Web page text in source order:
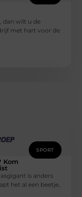
dan wilt u de
met hart voor de
SPORT
Kom
is anders
het al een beetje,